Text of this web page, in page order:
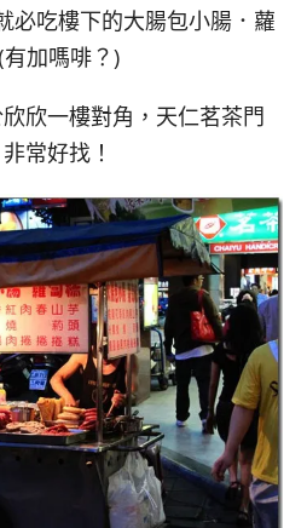
必吃樓下的大腸包小腸．蘿
加嗎啡？)
欣一樓對角，天仁茗茶門
常好找！